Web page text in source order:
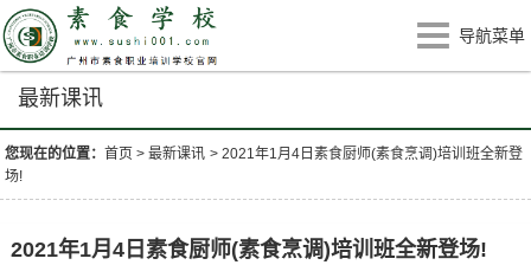
导航菜单
最新课讯
您现在的位置：首页 >最新课讯 >2021年1月4日素食厨师(素食烹调)培训班全新登
场!
2021年1月4日素食厨师(素食烹调)培训班全新登场!